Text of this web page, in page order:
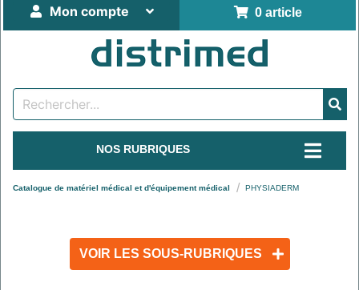
0 article
Mon compte
NOS RUBRIQUES
Catalogue de matériel médical et d'équipement médical PHYSIADERM
VOIR LES SOUS-RUBRIQUES